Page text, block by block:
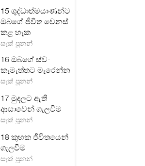
15 ශුද්ධාත්මයාණන්ට
ඔබගේ ජීවිත වෙනස්
කළ හැක
සැක් පූනන්
16 ඔබගේ ස්ව-
කැමැත්තට මැරෙන්න
සැක් පූනන්
17 මුදලට ඇති
ආසාවෙන් ගැලවීම
සැක් පූනන්
18 කුහක ජීවිතයෙන්
ගැලවීම
සැක් පූනන්